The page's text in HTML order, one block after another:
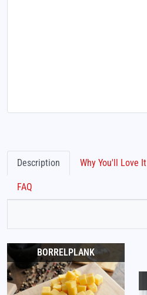
Description Why You'll Love It
FAQ
BORRELPLANK